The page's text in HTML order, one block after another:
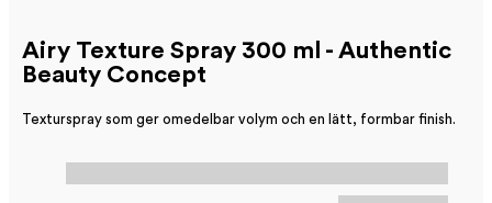
Airy Texture Spray 300 ml - Authentic
Beauty Concept
Texturspray som ger omedelbar volym och en lätt, formbar finish.